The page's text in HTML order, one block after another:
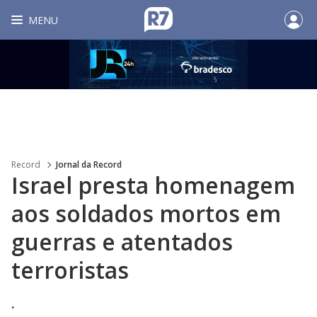
MENU
Record Jornal da Record
Israel presta homenagem
aos soldados mortos em
guerras e atentados
terroristas
.